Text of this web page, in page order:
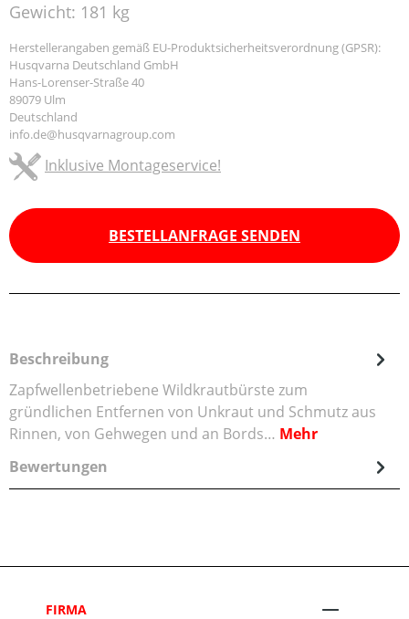
Gewicht: 181 kg
Herstellerangaben gemäß EU-Produktsicherheitsverordnung (GPSR):
Husqvarna Deutschland GmbH
Hans-Lorenser-Straße 40
89079 Ulm
Deutschland
info.de@husqvarnagroup.com
Inklusive Montageservice!
BESTELLANFRAGE SENDEN
Beschreibung
Zapfwellenbetriebene Wildkrautbürste zum
gründlichen Entfernen von Unkraut und Schmutz aus
Rinnen, von Gehwegen und an Bords… Mehr
Bewertungen
FIRMA